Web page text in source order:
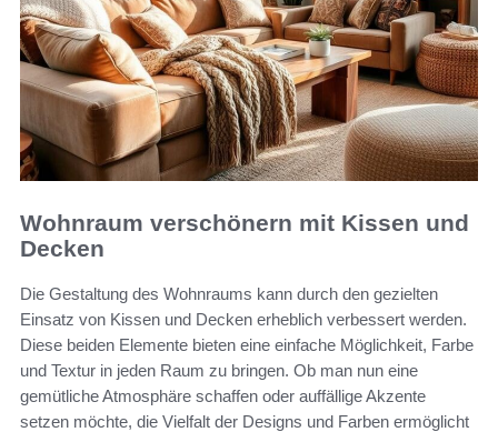
Wohnraum verschönern mit Kissen und
Decken
Die Gestaltung des Wohnraums kann durch den gezielten
Einsatz von Kissen und Decken erheblich verbessert werden.
Diese beiden Elemente bieten eine einfache Möglichkeit, Farbe
und Textur in jeden Raum zu bringen. Ob man nun eine
gemütliche Atmosphäre schaffen oder auffällige Akzente
setzen möchte, die Vielfalt der Designs und Farben ermöglicht